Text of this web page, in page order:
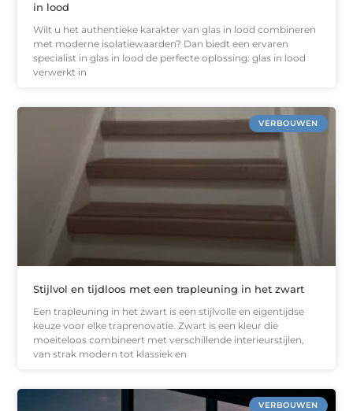
in lood
Wilt u het authentieke karakter van glas in lood combineren
met moderne isolatiewaarden? Dan biedt een ervaren
specialist in glas in lood de perfecte oplossing: glas in lood
verwerkt in
VERBOUWEN
Stijlvol en tijdloos met een trapleuning in het zwart
Een trapleuning in het zwart is een stijlvolle en eigentijdse
keuze voor elke traprenovatie. Zwart is een kleur die
moeiteloos combineert met verschillende interieurstijlen,
van strak modern tot klassiek en
VERBOUWEN